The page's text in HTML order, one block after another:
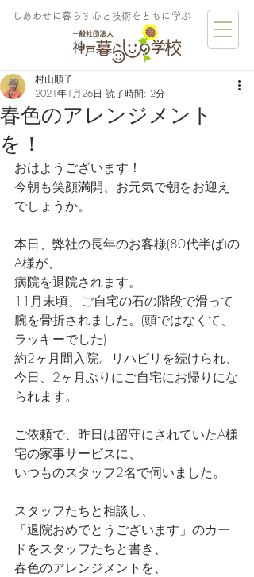
しあわせに暮らす​心と技術をともに学ぶ
春色のアレンジメント
を！
村山順子
2021年1月26日 読了時間: 2分
おはようございます！
今朝も笑顔満開、お元気で朝をお迎え
でしょうか。
本日、弊社の長年のお客様(80代半ば)の
A様が、
病院を退院されます。
11月末頃、ご自宅の石の階段で滑って
腕を骨折されました。(頭ではなくて、
ラッキーでした)
約2ヶ月間入院。リハビリを続けられ、
今日、2ヶ月ぶりにご自宅にお帰りにな
られます。
ご依頼で、昨日は留守にされていたA様
宅の家事サービスに、
いつものスタッフ2名で伺いました。
スタッフたちと相談し、
「退院おめでとうございます」のカー
ドをスタッフたちと書き、
春色のアレンジメントを、